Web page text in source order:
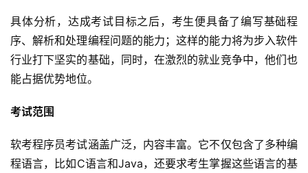
具体分析，达成考试目标之后，考生便具备了编写基础程
序、解析和处理编程问题的能力；这样的能力将为步入软件
行业打下坚实的基础，同时，在激烈的就业竞争中，他们也
能占据优势地位。
考试范围
软考程序员考试涵盖广泛，内容丰富。它不仅包含了多种编
程语言，比如C语言和Java，还要求考生掌握这些语言的基